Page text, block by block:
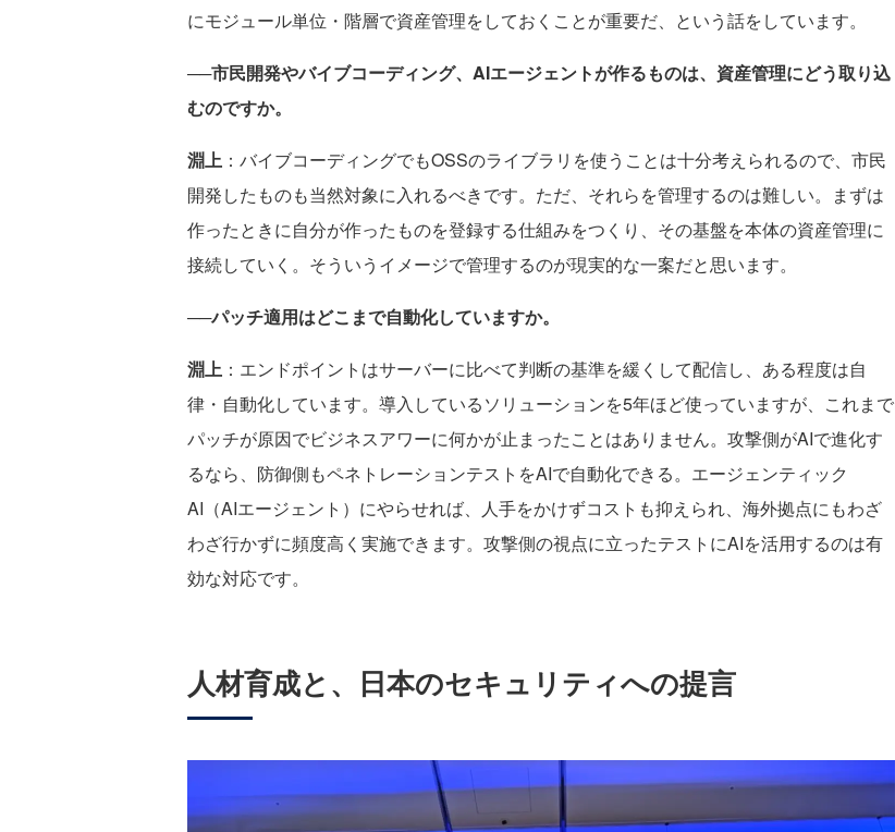
にモジュール単位・階層で資産管理をしておくことが重要だ、という話をしています。
──市民開発やバイブコーディング、AIエージェントが作るものは、資産管理にどう取り込
むのですか。
淵上 ：バイブコーディングでもOSSのライブラリを使うことは十分考えられるので、市民
開発したものも当然対象に入れるべきです。ただ、それらを管理するのは難しい。まずは
作ったときに自分が作ったものを登録する仕組みをつくり、その基盤を本体の資産管理に
接続していく。そういうイメージで管理するのが現実的な一案だと思います。
──パッチ適用はどこまで自動化していますか。
淵上 ：エンドポイントはサーバーに比べて判断の基準を緩くして配信し、ある程度は自
律・自動化しています。導入しているソリューションを5年ほど使っていますが、これまで
パッチが原因でビジネスアワーに何かが止まったことはありません。攻撃側がAIで進化す
るなら、防御側もペネトレーションテストをAIで自動化できる。エージェンティック
AI（AIエージェント）にやらせれば、人手をかけずコストも抑えられ、海外拠点にもわざ
わざ行かずに頻度高く実施できます。攻撃側の視点に立ったテストにAIを活用するのは有
効な対応です。
人材育成と、日本のセキュリティへの提言